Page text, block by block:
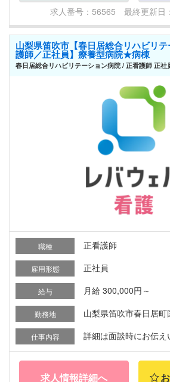
求人番号：56565 最終更新日
山梨県笛吹市【春日居総合リハビリ
護師／正社員】療養型病院★病棟
春日居総合リハビリテーション病院 / 正看護師 正社
職種 正看護師
雇用形態 正社員
給与 月給 300,000円～
勤務地 山梨県笛吹市春日居町
仕事内容 詳細は面談時にお伝え
求人情報詳細へ